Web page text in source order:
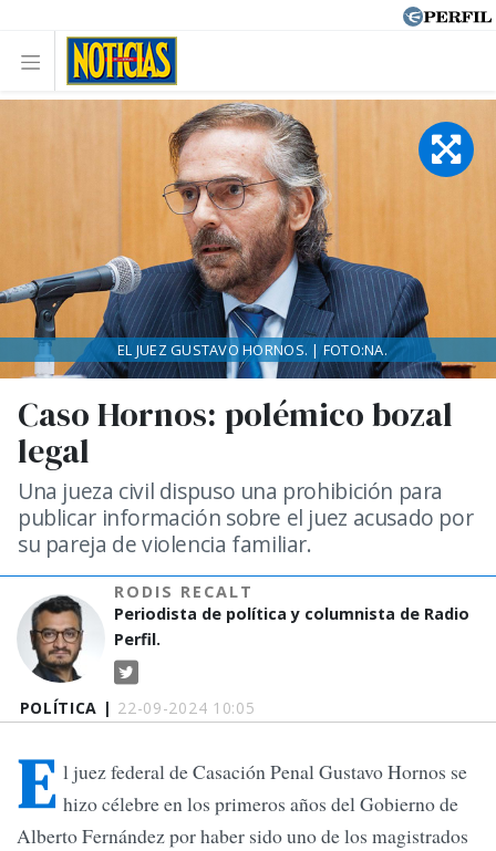
POLÍTICA | 22-09-2024 10:05
Caso Hornos: polémico bozal
legal
Una jueza civil dispuso una prohibición para
publicar información sobre el juez acusado por
su pareja de violencia familiar.
RODIS RECALT
Periodista de política y columnista de Radio
Perfil.
EL JUEZ GUSTAVO HORNOS. | FOTO:NA.
E l juez federal de Casación Penal Gustavo Hornos se
hizo célebre en los primeros años del Gobierno de
Alberto Fernández por haber sido uno de los magistrados